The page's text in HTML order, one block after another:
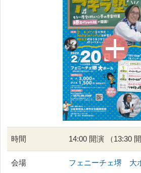
時間 14:00 開演 （13:30 開
会場 フェニーチェ堺 大